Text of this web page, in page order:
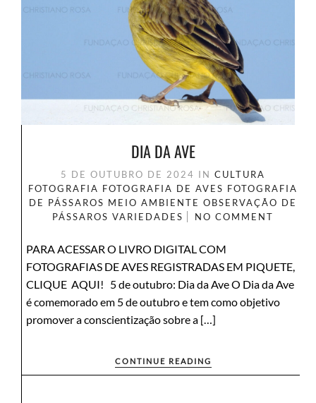
DIA DA AVE
5 DE OUTUBRO DE 2024 IN CULTURA
FOTOGRAFIA FOTOGRAFIA DE AVES FOTOGRAFIA
DE PÁSSAROS MEIO AMBIENTE OBSERVAÇÃO DE
PÁSSAROS VARIEDADES NO COMMENT
PARA ACESSAR O LIVRO DIGITAL COM
FOTOGRAFIAS DE AVES REGISTRADAS EM PIQUETE,
CLIQUE AQUI! 5 de outubro: Dia da Ave O Dia da Ave
é comemorado em 5 de outubro e tem como objetivo
promover a conscientização sobre a […]
CONTINUE READING